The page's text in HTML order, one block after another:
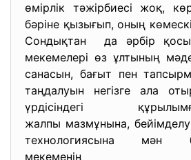
өмірлік тәжірбиесі жоқ,
бәріне қызығып, оның
Сондықтан да әрбір
мекемелері өз ұлтының
санасын, бағыт пен
таңдалуын негізге ала
үрдісіндегі
жалпы мазмұнына,
технологиясына мән
мекеменің